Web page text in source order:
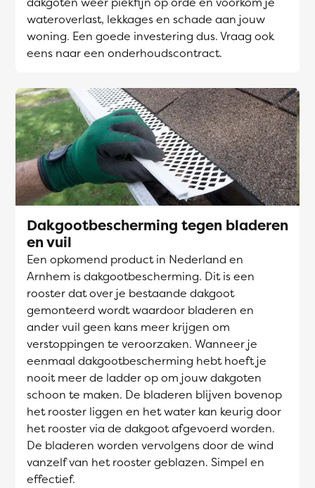
wateroverlast, lekkages en schade aan jouw
woning. Een goede investering dus. Vraag ook
eens naar een onderhoudscontract.
Dakgootbescherming tegen bladeren
en vuil
Een opkomend product in Nederland en
Arnhem is dakgootbescherming. Dit is een
rooster dat over je bestaande dakgoot
gemonteerd wordt waardoor bladeren en
ander vuil geen kans meer krijgen om
verstoppingen te veroorzaken. Wanneer je
eenmaal dakgootbescherming hebt hoeft je
nooit meer de ladder op om jouw dakgoten
schoon te maken. De bladeren blijven bovenop
het rooster liggen en het water kan keurig door
het rooster via de dakgoot afgevoerd worden.
De bladeren worden vervolgens door de wind
vanzelf van het rooster geblazen. Simpel en
effectief.